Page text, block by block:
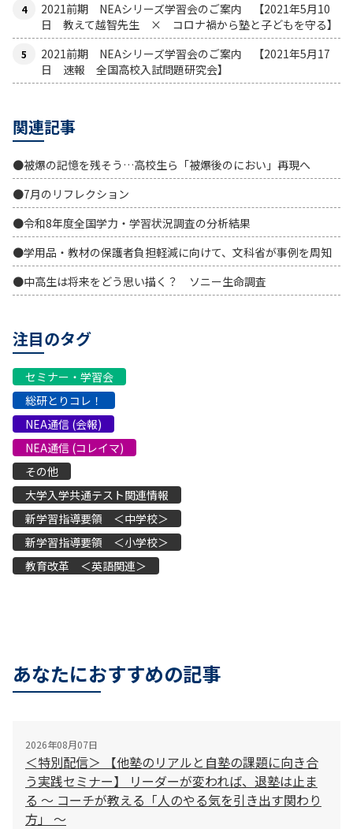
2021前期 NEAシリーズ学習会のご案内 【2021年5月10
日 教えて越智先生 × コロナ禍から塾と子どもを守る】
2021前期 NEAシリーズ学習会のご案内 【2021年5月17
日 速報 全国高校入試問題研究会】
関連記事
●被爆の記憶を残そう…高校生ら「被爆後のにおい」再現へ
●7月のリフレクション
●令和8年度全国学力・学習状況調査の分析結果
●学用品・教材の保護者負担軽減に向けて、文科省が事例を周知
●中高生は将来をどう思い描く？ ソニー生命調査
注目のタグ
セミナー・学習会
総研とりコレ！
NEA通信 (会報)
NEA通信 (コレイマ)
その他
大学入学共通テスト関連情報
新学習指導要領 ＜中学校＞
新学習指導要領 ＜小学校＞
教育改革 ＜英語関連＞
あなたにおすすめの記事
2026年08月07日
＜特別配信＞ 【他塾のリアルと自塾の課題に向き合
う実践セミナー】 リーダーが変われば、退塾は止ま
る 〜 コーチが教える「人のやる気を引き出す関わり
方」 〜